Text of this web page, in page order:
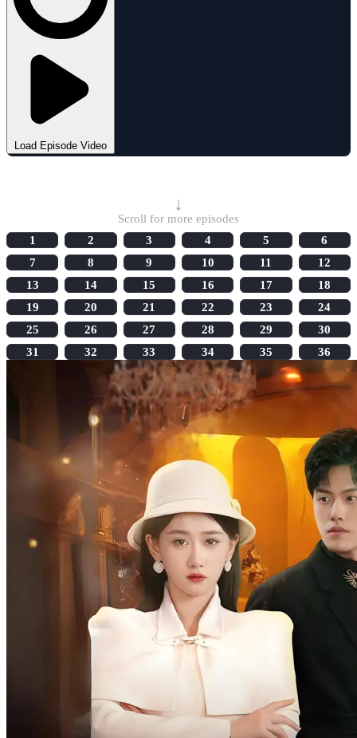
Load Episode Video
↓
Scroll for more episodes
1
2 3 4 5
6
7
8 9 10 11
12
13
14 15 16 17
18
19
20 21 22 23
24
25
26 27 28 29
30
31
32 33 34 35 36